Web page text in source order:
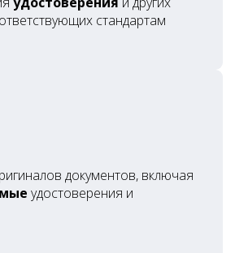
стандартам
документов, включая
удостоверения и